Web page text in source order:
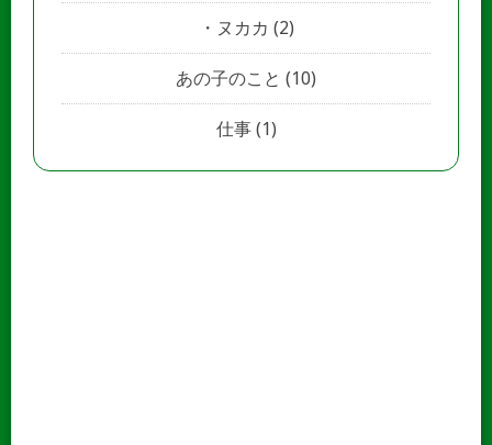
ヌカカ (2)
あの子のこと (10)
仕事(1)